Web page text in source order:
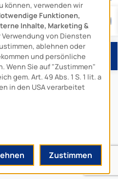
Bedrijfsgegevens
können, verwenden wir
Funktionen,
Inhalte, Marketing &
Verwendung von Diensten
ablehnen oder
und persönliche
Wenn Sie auf "Zustimmen"
gem. Art. 49 Abs. 1 S. 1 lit. a
in den USA verarbeitet
Zustimmen